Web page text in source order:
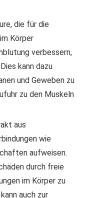
die für die
Körper
verbessern,
kann dazu
und Geweben zu
zu den Muskeln
aus
wie
aufweisen.
durch freie
im Körper zu
auch zur